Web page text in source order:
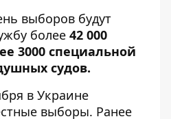
выборов будут
более 42 000
3000 специальной
судов.
в Украине
выборы. Ранее